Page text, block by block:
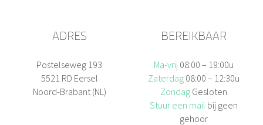
ADRES
Postelseweg 193
5521 RD Eersel
Noord-Brabant (NL)
BEREIKBAAR
Ma-vrij 08:00 – 19:00u
Zaterdag 08:00 – 12:30u
Zondag Gesloten
Stuur een mail bij geen
gehoor